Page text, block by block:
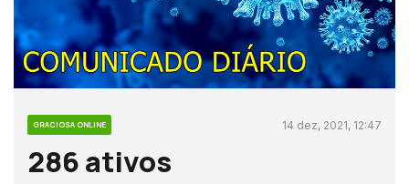
GRACIOSA ONLINE 14 dez, 2021, 12:47
286 ativos